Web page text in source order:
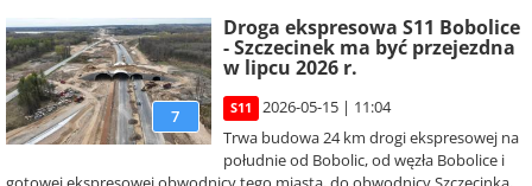
7
Droga ekspresowa S11 Bobolice
- Szczecinek ma być przejezdna
w lipcu 2026 r.
S11
2026-05-15 | 11:04
Trwa budowa 24 km drogi ekspresowej na
południe od Bobolic, od węzła Bobolice i